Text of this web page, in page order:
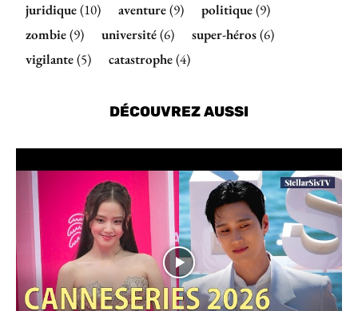
juridique(10) aventure(9) politique(9)
zombie(9) université(6) super-héros(6)
vigilante(5) catastrophe(4)
DÉCOUVREZ AUSSI